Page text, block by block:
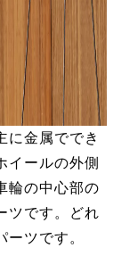
に金属ででき
イールの外側
輪の中心部の
ツです。どれ
ツです。